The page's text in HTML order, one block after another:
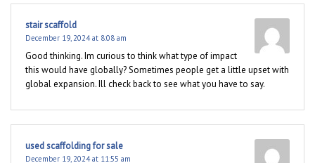
stair scaffold
December 19, 2024 at 8:08 am
Good thinking. Im curious to think what type of impact
this would have globally? Sometimes people get a little upset with
global expansion. Ill check back to see what you have to say.
used scaffolding for sale
December 19, 2024 at 11:55 am